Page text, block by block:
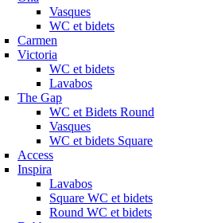
Vasques
WC et bidets
Carmen
Victoria
WC et bidets
Lavabos
The Gap
WC et Bidets Round
Vasques
WC et bidets Square
Access
Inspira
Lavabos
Square WC et bidets
Round WC et bidets